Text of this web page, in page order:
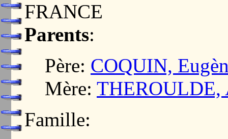
FRANCE
Parents:
Père: COQUIN,
Mère: THEROULDE,
Famille: